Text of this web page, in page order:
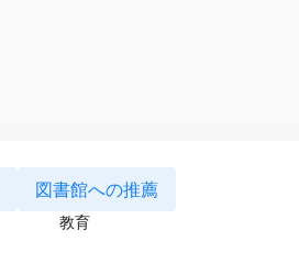
図書館への推薦
教育